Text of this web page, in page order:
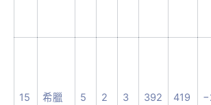
15 希臘 5 2 3 392 419